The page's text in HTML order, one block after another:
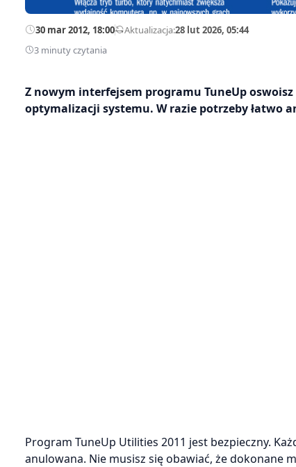
30 mar 2012, 18:00—Aktualizacja:28 lut 2026, 05:44
3 minuty czytania
Z nowym interfejsem programu TuneUp
optymalizacji systemu. W razie potrzeby łatwo
Program TuneUp Utilities 2011 jest bezpieczny.
anulowana. Nie musisz się obawiać, że dokonane